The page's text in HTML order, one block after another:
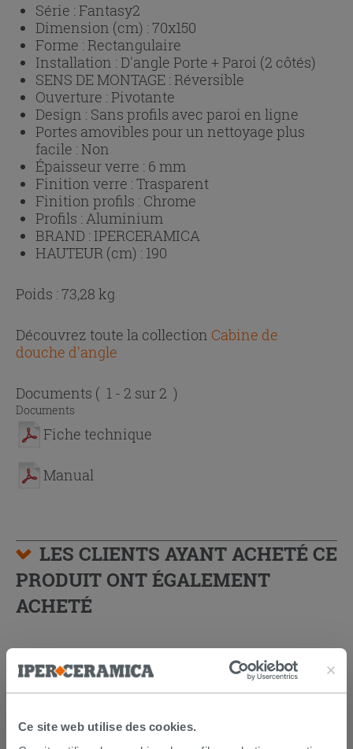
Ce site web utilise des cookies.
Série :Fantasy2
Dimension (cm) :70x150
Forme :Rectangulaire
Installation :D'angle Porte + Paroi (2 côtés)
SENS DE MONTAGE :Réversible
Ouverture :Pivotante
Design : Sans profils avec paroi en ligne
Portes amovibles pour un nettoyage plus
facile :Non
Épaisseur verre : 6 mm
Finition verre :Trasparent
Finition profils : Chrome
Profils :Aluminium
BRAND : IPERCERAMICA
HAUTEUR (cm) : 190
Poids : 73,28 kg
Découvrez toute la collection Cabine de
douche d'angle
Documents ( 1 - 2 sur 2 )
Documents
Fiche technique
Manual
LES CLIENTS AYANT ACHETÉ CE
PRODUIT ONT ÉGALEMENT
ACHETÉ